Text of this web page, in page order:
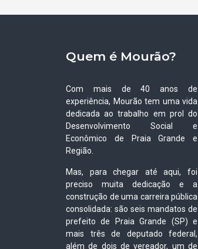
Quem é Mourão?
Com mais de 40 anos de
experiência, Mourão tem uma vida
dedicada ao trabalho em prol do
Desenvolvimento Social e
Econômico de Praia Grande e
Região.
Mas, para chegar até aqui, foi
preciso muita dedicação e a
construção de uma carreira pública
consolidada: são seis mandatos de
prefeito de Praia Grande (SP) e
mais três de deputado federal,
além de dois de vereador, um de